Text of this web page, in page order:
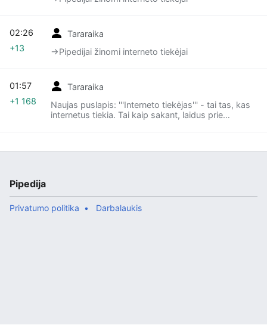
Tararaika
→‎Pipedijai žinomi interneto tiekėjai
02:26
+13
Tararaika
Naujas puslapis: '''Interneto tiekėjas''' - tai tas, kas
internetus tiekia. Tai kaip sakant, laidus prie
01:57
+1 168
Pipedija
Privatumo politika Darbalaukis